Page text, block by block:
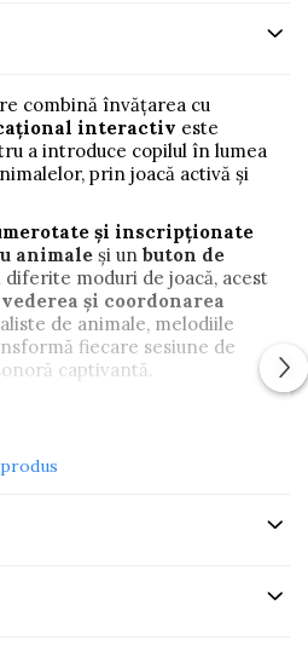
combină învățarea cu
interactiv este
a introduce copilul în lumea
prin joacă activă și
și inscripționate
animale și un buton de
diferite moduri de joacă, acest
și coordonarea
de animale, melodiile
fiecare sesiune de
captivantă.
1.5V (neincluse)